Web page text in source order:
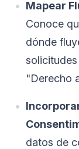
Mapear
Conoce
dónde
"Derecho
datos de